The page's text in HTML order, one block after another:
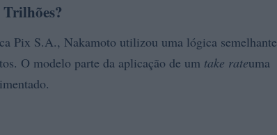
Pix S.A., Nakamoto utilizou uma lógica semelhante
O modelo parte da aplicação de um take rateuma